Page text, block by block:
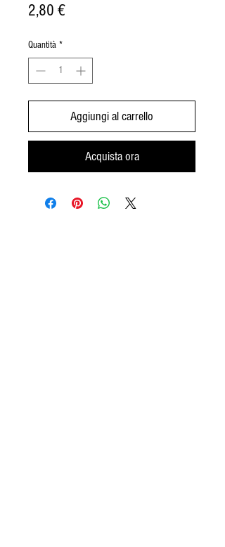
2,80 €Prezzo
Quantità *
Aggiungi al carrello
Acquista ora